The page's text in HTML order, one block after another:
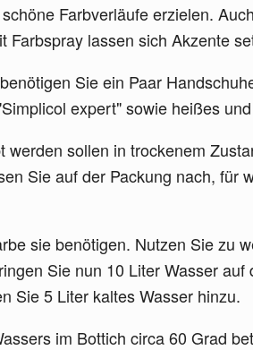
Farbverläufe erzielen.
Farbspray lassen sich Akzente
Sie ein Paar
expert" sowie heißes
sollen in trockenem
Sie auf der Packung nach, für
sie benötigen. Nutzen Sie zu
Sie nun 10 Liter Wasser auf
Sie 5 Liter kaltes Wasser hinzu.
im Bottich circa 60 Grad